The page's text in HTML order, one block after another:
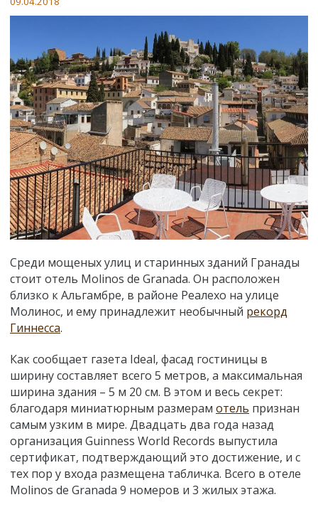
Среди мощеных улиц и старинных зданий Гранады
стоит отель Molinos de Granada. Он расположен
близко к Альгамбре, в районе Реалехо на улице
Молинос, и ему принадлежит необычный рекорд
Гиннесса.
Как сообщает газета Ideal, фасад гостиницы в
ширину составляет всего 5 метров, а максимальная
ширина здания – 5 м 20 см. В этом и весь секрет:
благодаря миниатюрным размерам отель признан
самым узким в мире. Двадцать два года назад
организация Guinness World Records выпустила
сертификат, подтверждающий это достижение, и с
тех пор у входа размещена табличка. Всего в отеле
Molinos de Granada 9 номеров и 3 жилых этажа.